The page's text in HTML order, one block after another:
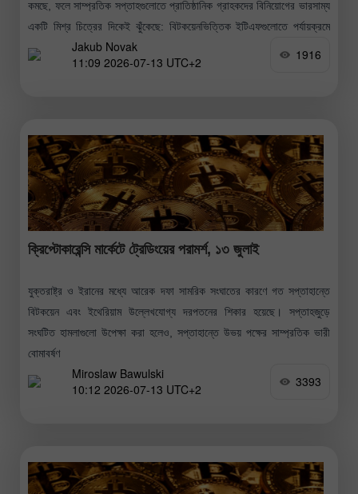
কমছে, ফলে সাম্প্রতিক সপ্তাহগুলোতে প্রাতিষ্ঠানিক গ্রাহকদের বিনিয়োগের ভারসাম্য
একটি মিশ্র চিত্রের দিকেই ঝুঁকেছে: বিটকয়েনভিত্তিক ইটিএফগুলোতে পর্যায়ক্রমে
বিনিয়োগ অন্তঃপ্রবাহ এবং বহিঃপ্রবাহ
Jakub Novak
11:09 2026-07-13 UTC+2
1916
ক্রিপ্টোকারেন্সি মার্কেটে ট্রেডিংয়ের পরামর্শ, ১৩ জুলাই
যুক্তরাষ্ট্র ও ইরানের মধ্যে আরেক দফা সামরিক সংঘাতের কারণে গত সপ্তাহান্তে
বিটকয়েন এবং ইথেরিয়াম উল্লেখযোগ্য দরপতনের শিকার হয়েছে। সপ্তাহজুড়ে
সংঘটিত হামলাগুলো উপেক্ষা করা হলেও, সপ্তাহান্তে উভয় পক্ষের সাম্প্রতিক ভারী
বোমাবর্ষণ
Miroslaw Bawulski
10:12 2026-07-13 UTC+2
3393